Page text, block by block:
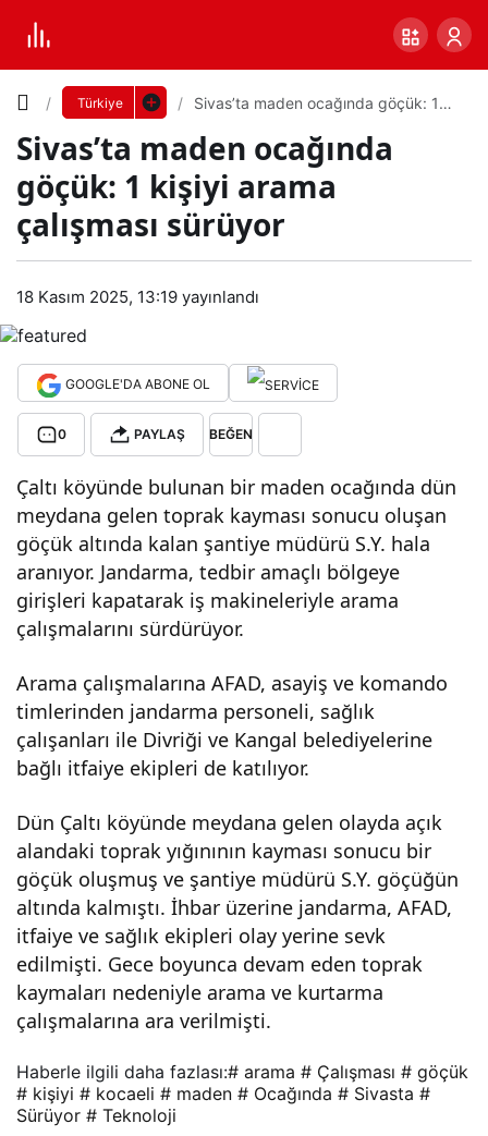
Türkiye
Sivas’ta maden ocağında göçük: 1
Sivas’ta maden ocağında
göçük: 1 kişiyi arama
çalışması sürüyor
18 Kasım 2025, 13:19 yayınlandı
GOOGLE'DA ABONE OL
0 PAYLAŞ BEĞEN
Çaltı köyünde bulunan bir maden ocağında dün
meydana gelen toprak kayması sonucu oluşan
göçük altında kalan şantiye müdürü S.Y. hala
aranıyor. Jandarma, tedbir amaçlı bölgeye
girişleri kapatarak iş makineleriyle arama
çalışmalarını sürdürüyor.
Arama çalışmalarına AFAD, asayiş ve komando
timlerinden jandarma personeli, sağlık
çalışanları ile Divriği ve Kangal belediyelerine
bağlı itfaiye ekipleri de katılıyor.
Dün Çaltı köyünde meydana gelen olayda açık
alandaki toprak yığınının kayması sonucu bir
göçük oluşmuş ve şantiye müdürü S.Y. göçüğün
altında kalmıştı. İhbar üzerine jandarma, AFAD,
itfaiye ve sağlık ekipleri olay yerine sevk
edilmişti. Gece boyunca devam eden toprak
kaymaları nedeniyle arama ve kurtarma
çalışmalarına ara verilmişti.
Siva
mad
en
ğınd
a
göç
ük:
1
kişi
yi
ara
ma
çalı
şma
Yazı
Boyutunu
Ayarla
Varsayılana
0 PAYLAŞ
Haberle ilgili daha fazlası:# arama # Çalışması # göçük
# kişiyi # kocaeli # maden # Ocağında # Sivasta #
Sürüyor # Teknoloji